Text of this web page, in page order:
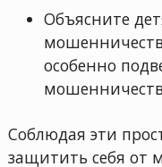
Объясните
особенно
Соблюдая эти
защитить себя от